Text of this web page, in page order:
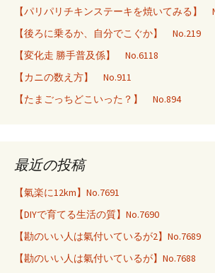
【パリパリチキンステーキを焼いてみる】
【後ろに乗るか、自分でこぐか】 No.219
【変化走 勝手普及係】 No.6118
【カニの数え方】 No.911
【たまごっちどこいった？】 No.894
最近の投稿
【氣楽に12km】No.7691
【DIYで育てる生活の質】No.7690
【勘のいい人は氣付いているが2】No.7689
【勘のいい人は氣付いているが】No.7688